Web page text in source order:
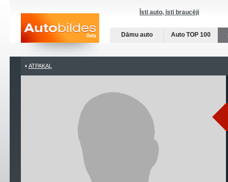
Īsti auto, īsti braucēji
Dāmu auto Auto TOP 100
ATPAKAĻ